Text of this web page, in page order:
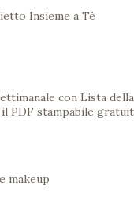
Insieme a Té
con Lista
il PDF stampabile
makeup